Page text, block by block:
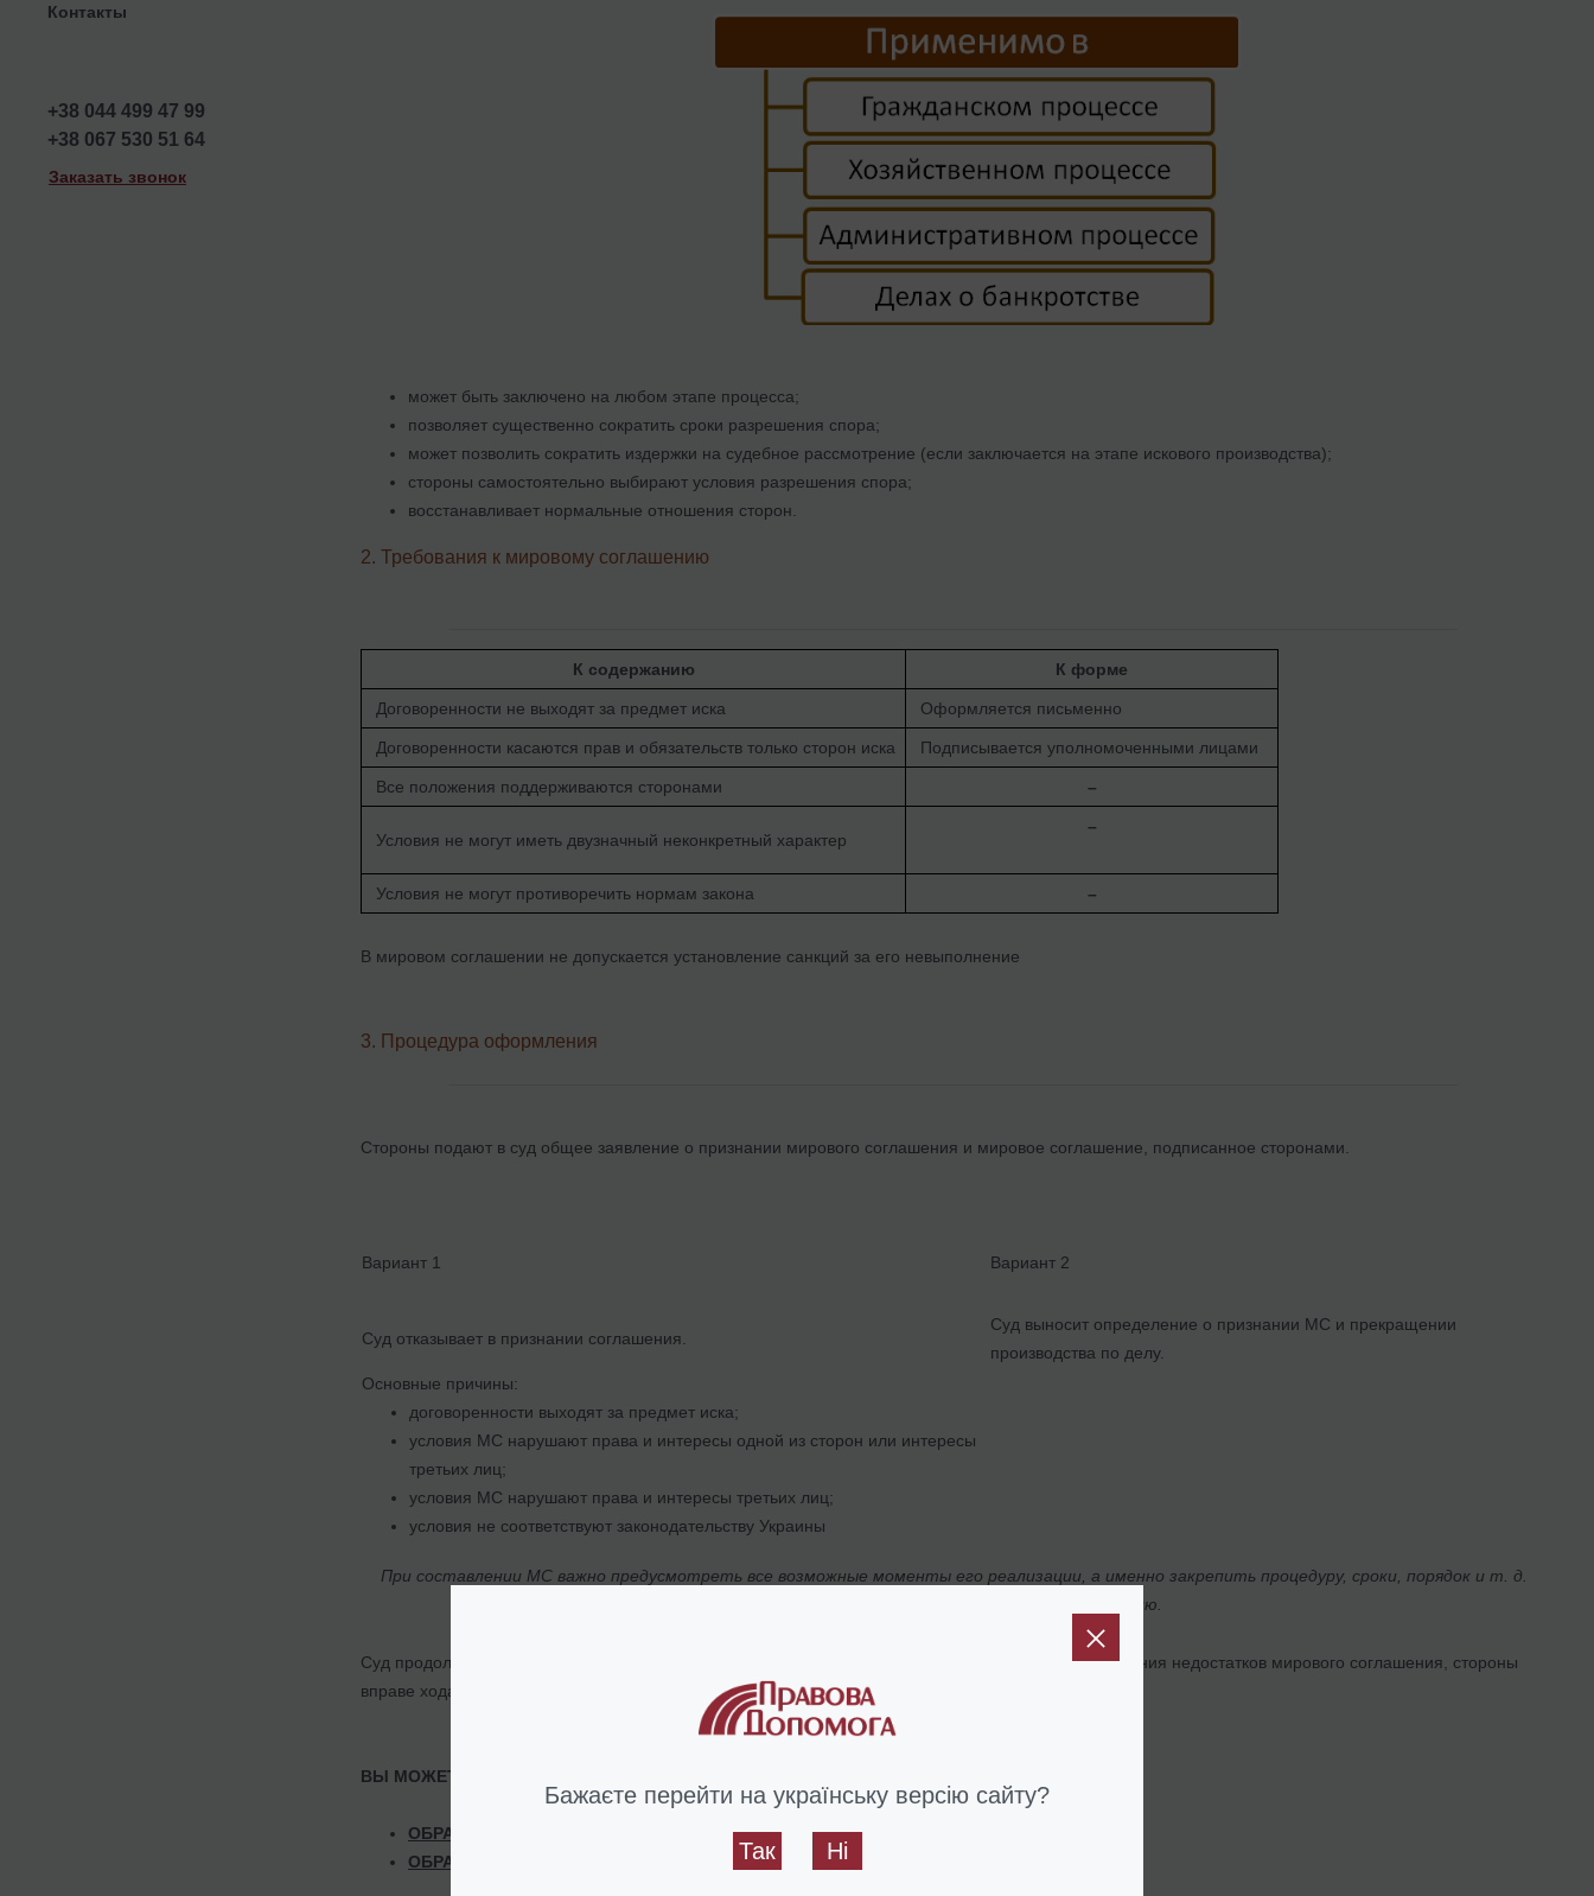
Контакты
+38 044 499 47 99
+38 067 530 51 64
Заказать звонок
может быть заключено на любом этапе процесса;
позволяет существенно сократить сроки разрешения спора;
может позволить сократить издержки на судебное рассмотрение (если заключается на этапе искового производства);
стороны самостоятельно выбирают условия разрешения спора;
восстанавливает нормальные отношения сторон.
2. Требования к мировому соглашению
К содержанию К форме
Договоренности не выходят за предмет иска Оформляется письменно
Договоренности касаются прав и обязательств только сторон иска Подписывается уполномоченными лицами
Все положения поддерживаются сторонами –
Условия не могут иметь двузначный неконкретный характер
–
Условия не могут противоречить нормам закона –
В мировом соглашении не допускается установление санкций за его невыполнение
3. Процедура оформления
Стороны подают в суд общее заявление о признании мирового соглашения и мировое соглашение, подписанное сторонами.
Вариант 1 Вариант 2
Суд отказывает в признании соглашения.
Суд выносит определение о признании МС и прекращении
производства по делу.
Основные причины:
договоренности выходят за предмет иска;
условия МС нарушают права и интересы одной из сторон или интересы
третьих лиц;
условия МС нарушают права и интересы третьих лиц;
условия не соответствуют законодательству Украины
При составлении МС важно предусмотреть все возможные моменты его реализации, а именно закрепить процедуру, сроки, порядок и т. д.
выполнения обязательств по такому соглашению.
Суд продолжает рассмотрение спора в случае отказа в признании МС, но при этом, после устранения недостатков мирового соглашения, стороны
вправе ходатайствовать о признании мирового соглашения повторно.
ВЫ МОЖЕТЕ СКАЧАТЬ:
ОБРАЗЕЦ ЗАЯВЛЕНИЯ О МИРОВОМ СОГЛАШЕНИИ;
ОБРАЗЕЦ МИРОВОГО СОГЛАШЕНИЯ
Бажаєте перейти на українську версію сайту?
Так Ні